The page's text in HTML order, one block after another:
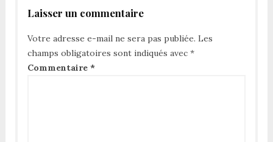
Laisser un commentaire
Votre adresse e-mail ne sera pas publiée. Les
champs obligatoires sont indiqués avec *
Commentaire *